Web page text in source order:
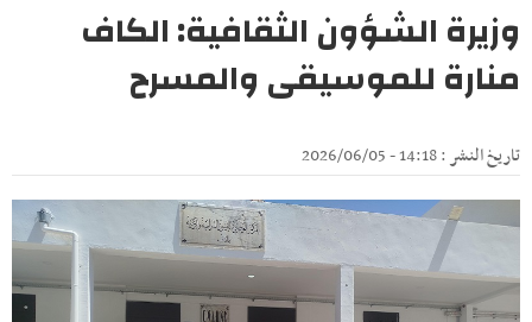
وزيرة الشؤون الثقافية: الكاف
منارة للموسيقى والمسرح
تاريخ النشر : 14:18 - 2026/06/05